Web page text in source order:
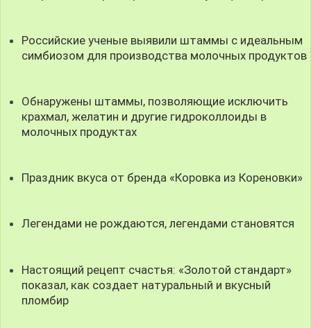
Российские ученые выявили штаммы с идеальным
симбиозом для производства молочных продуктов
Обнаружены штаммы, позволяющие исключить
крахмал, желатин и другие гидроколлоиды в
молочных продуктах
Праздник вкуса от бренда «Коровка из Кореновки»
Легендами не рождаются, легендами становятся
Настоящий рецепт счастья: «Золотой стандарт»
показал, как создает натуральный и вкусный
пломбир